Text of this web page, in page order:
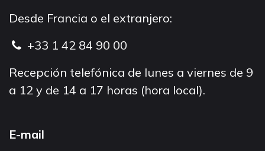
Desde Francia o el extranjero:
+33 1 42 84 90 00
Recepción telefónica de lunes a viernes de 9
a 12 y de 14 a 17 horas (hora local).
E-mail